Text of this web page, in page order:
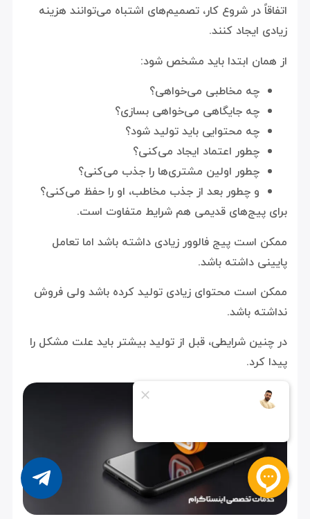
اتفاقاً در شروع کار، تصمیم‌های اشتباه می‌توانند هزینه
زیادی ایجاد کنند.
از همان ابتدا باید مشخص شود:
چه مخاطبی می‌خواهی؟
چه جایگاهی می‌خواهی بسازی؟
چه محتوایی باید تولید شود؟
چطور اعتماد ایجاد می‌کنی؟
چطور اولین مشتری‌ها را جذب می‌کنی؟
و چطور بعد از جذب مخاطب، او را حفظ می‌کنی؟
برای پیج‌های قدیمی هم شرایط متفاوت است.
ممکن است پیج فالوور زیادی داشته باشد اما تعامل
پایینی داشته باشد.
ممکن است محتوای زیادی تولید کرده باشد ولی فروش
نداشته باشد.
در چنین شرایطی، قبل از تولید بیشتر باید علت مشکل را
پیدا کرد.